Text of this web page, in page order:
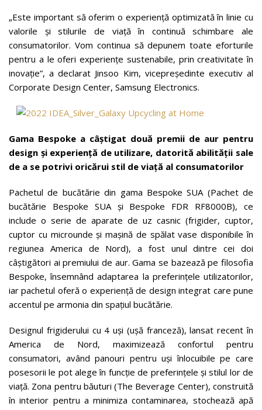
„Este important să oferim o experiență optimizată în linie cu
valorile și stilurile de viață în continuă schimbare ale
consumatorilor. Vom continua să depunem toate eforturile
pentru a le oferi experiențe sustenabile, prin creativitate în
inovație”, a declarat Jinsoo Kim, vicepreședinte executiv al
Corporate Design Center, Samsung Electronics.
Gama Bespoke a câștigat două premii de aur pentru
design și experiență de utilizare, datorită abilității sale
de a se potrivi oricărui stil de viață al consumatorilor
Pachetul de bucătărie din gama Bespoke SUA (Pachet de
bucătărie Bespoke SUA și Bespoke FDR RF8000B), ce
include o serie de aparate de uz casnic (frigider, cuptor,
cuptor cu microunde și mașină de spălat vase disponibile în
regiunea America de Nord), a fost unul dintre cei doi
câștigători ai premiului de aur. Gama se bazează pe filosofia
Bespoke, însemnând adaptarea la preferințele utilizatorilor,
iar pachetul oferă o experiență de design integrat care pune
accentul pe armonia din spațiul bucătărie.
Designul frigiderului cu 4 uși (ușă franceză), lansat recent în
America de Nord, maximizează confortul pentru
consumatori, având panouri pentru uși înlocuibile pe care
posesorii le pot alege în funcție de preferințele și stilul lor de
viață. Zona pentru băuturi (The Beverage Center), construită
în interior pentru a minimiza contaminarea, stochează apă